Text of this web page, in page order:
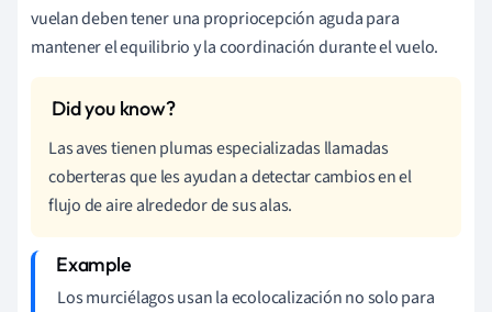
vuelan deben tener una propriocepción aguda para
mantener el equilibrio y la coordinación durante el vuelo.
Las aves tienen plumas especializadas llamadas
coberteras que les ayudan a detectar cambios en el
flujo de aire alrededor de sus alas.
Los murciélagos usan la ecolocalización no solo para